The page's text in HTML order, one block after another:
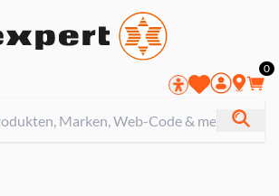
0